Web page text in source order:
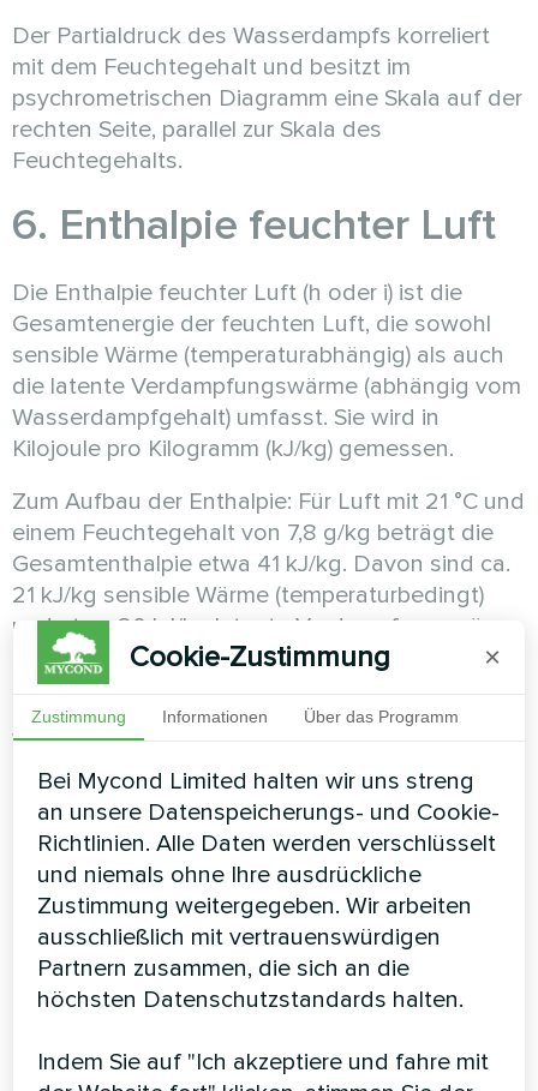
Der Partialdruck des Wasserdampfs korreliert
mit dem Feuchtegehalt und besitzt im
psychrometrischen Diagramm eine Skala auf der
rechten Seite, parallel zur Skala des
Feuchtegehalts.
6. Enthalpie feuchter Luft
Die Enthalpie feuchter Luft (h oder i) ist die
Gesamtenergie der feuchten Luft, die sowohl
sensible Wärme (temperaturabhängig) als auch
die latente Verdampfungswärme (abhängig vom
Wasserdampfgehalt) umfasst. Sie wird in
Kilojoule pro Kilogramm (kJ/kg) gemessen.
Zum Aufbau der Enthalpie: Für Luft mit 21 °C und
einem Feuchtegehalt von 7,8 g/kg beträgt die
Gesamtenthalpie etwa 41 kJ/kg. Davon sind ca.
21 kJ/kg sensible Wärme (temperaturbedingt)
und etwa 20 kJ/kg latente Verdampfungswärme
(7,8 g/kg × 2 500 kJ/kg = 19,5 kJ/kg).
Zum Vergleich: Die Verdampfung von 1 kg
Wasser erfordert etwa 2 500 kJ Energie. Diese
Energie verschwindet nicht, sondern bleibt als
latente Wärme im Wasserdampf gespeichert.
Formel zur Berechnung der Leistung einer
Klimaanlage: Q = G × (h 1– h2), wobei Q die
Leistung (kW), G der Luftmassenstrom (kg/s) und
sowie h2die Anfangs- und Endenthalpie
(kJ/kg) sind.
oder 0,33 kg/s) von einem Zustand mit 65 kJ/kg
Cookie-Zustimmung ×
Zustimmung Informationen Über das Programm
Bei Mycond Limited halten wir uns streng
an unsere Datenspeicherungs- und Cookie-
Richtlinien. Alle Daten werden verschlüsselt
und niemals ohne Ihre ausdrückliche
Zustimmung weitergegeben. Wir arbeiten
ausschließlich mit vertrauenswürdigen
Partnern zusammen, die sich an die
höchsten Datenschutzstandards halten.
Indem Sie auf "Ich akzeptiere und fahre mit